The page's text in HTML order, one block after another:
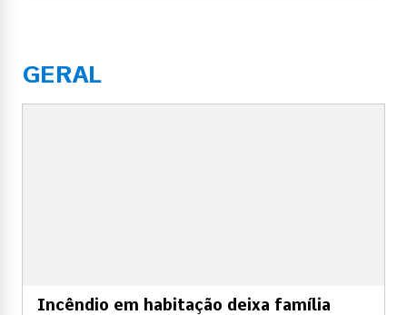
GERAL
Incêndio em habitação deixa família